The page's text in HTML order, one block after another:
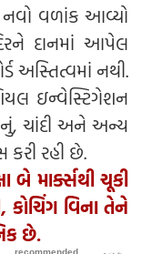
નવો વળાંક આવ્યો
દાનમાં આપેલ
અસ્તિત્વમાં નથી.
ઇન્વેસ્ટિગેશન
ચાંદી અને અન્ય
કરી રહી છે.
બે માર્ક્સથી ચૂકી
કોચિંગ વિના તેને
છે.